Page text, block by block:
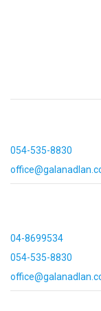
054-535-8830
04-8699534
054-535-8830